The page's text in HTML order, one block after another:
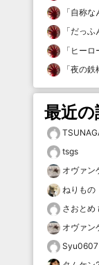
「自称な
「だっふ
「 ヒーロ
「夜の鉄
最近
tsgs
オヴァン
ねりもの
さおとめ
オヴァン
Syu0607